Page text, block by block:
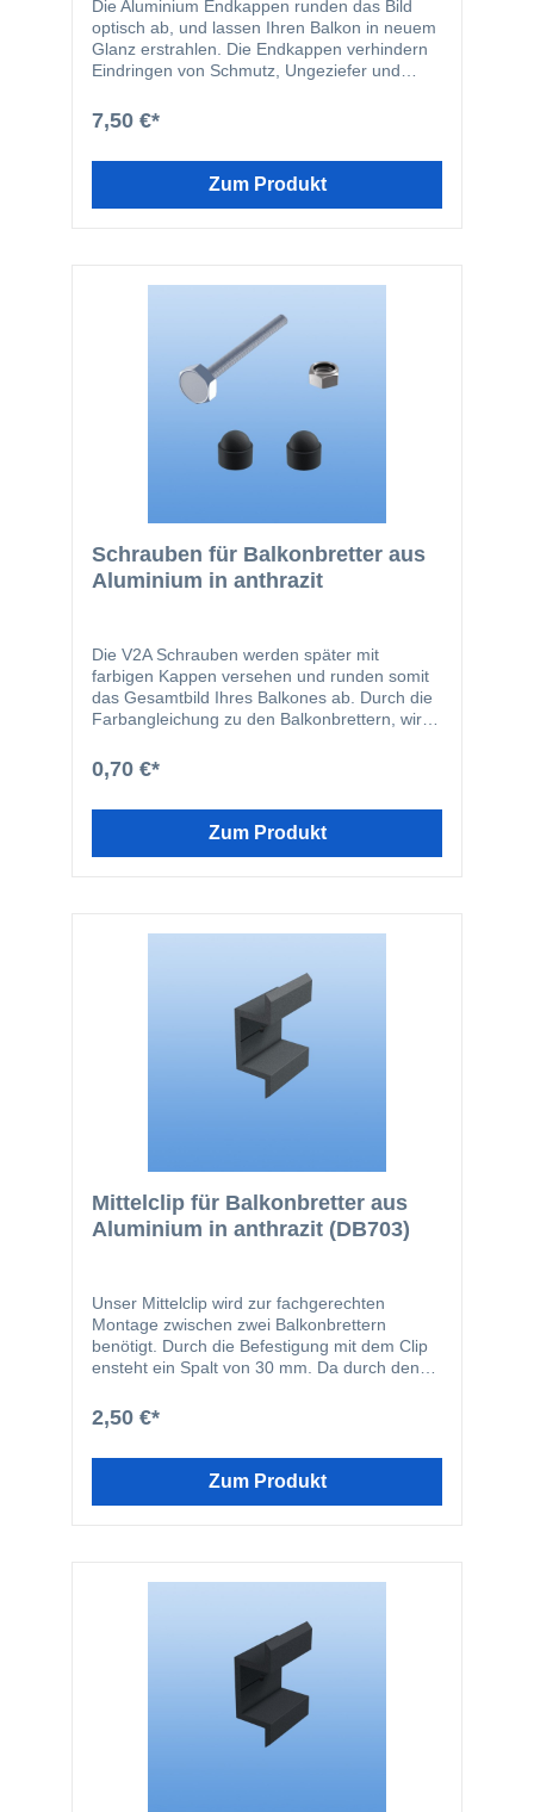
Die Aluminium Endkappen runden das Bild
optisch ab, und lassen Ihren Balkon in neuem
Glanz erstrahlen. Die Endkappen verhindern
Eindringen von Schmutz, Ungeziefer und
Endkappen werden in den Schraubkanal der
Balkonbretter geschraubt. Durch diese Art der
Endkappen vom Balkonbrett abrutschen
200 mm Endkappen 4 Stk. V2A-Schrauben
7,50 €*
Zum Produkt
Schrauben für Balkonbretter aus
Aluminium in anthrazit
Die V2A Schrauben werden später mit
farbigen Kappen versehen und runden somit
das Gesamtbild Ihres Balkones ab. Durch die
Farbangleichung zu den Balkonbrettern, wird
Die Schraubenlänge errechnet sich aus der
Stärke Ihrer Konstruktion +16 mm für das
Balkonschraube besteht aus folgenden
0,70 €*
Zum Produkt
Mittelclip für Balkonbretter aus
Aluminium in anthrazit (DB703)
Unser Mittelclip wird zur fachgerechten
Montage zwischen zwei Balkonbrettern
benötigt. Durch die Befestigung mit dem Clip
ensteht ein Spalt von 30 mm. Da durch den
die Verwendung unseren Zu- Profile. Die
Breite des Clips beträgt 30 mm.
2,50 €*
Zum Produkt